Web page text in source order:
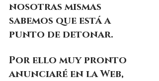
nosotras mismas
sabemos que está a
punto de detonar.
Por ello muy pronto
anunciaré en la Web,